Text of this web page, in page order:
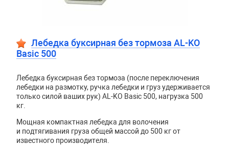
Лебедка буксирная без тормоза AL-KO
Basic 500
Лебедка буксирная без тормоза (после переключения
лебедки на размотку, ручка лебедки и груз удерживается
только силой ваших рук) AL-KO Basic 500, нагрузка 500
кг.
Мощная компактная лебедка для волочения
и подтягивания груза общей массой до 500 кг от
известного производителя.